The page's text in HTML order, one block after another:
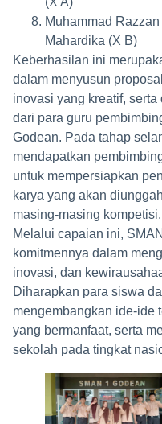
Muhammad
Mahardika (X B)
Keberhasilan ini
dalam menyusun
inovasi yang kreatif,
dari para guru
Godean. Pada tahap
mendapatkan
untuk mempersiapkan
karya yang akan
masing-masing kompetisi.
Melalui capaian ini,
komitmennya dalam
inovasi, dan
Diharapkan para siswa
mengembangkan ide-ide
yang bermanfaat, serta
sekolah pada tingkat